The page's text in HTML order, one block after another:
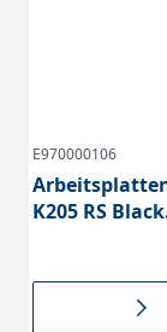
E970000106
K205 RS Black